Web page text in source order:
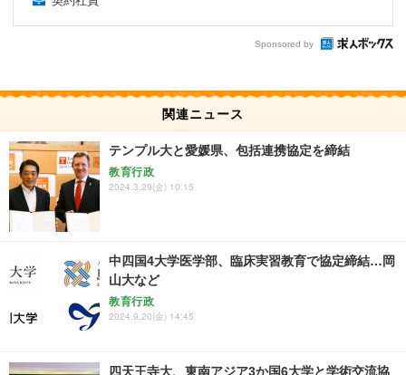
Sponsored by
関連ニュース
テンプル大と愛媛県、包括連携協定を締結
教育行政
2024.3.29(金) 10:15
中四国4大学医学部、臨床実習教育で協定締結…岡
山大など
教育行政
2024.9.20(金) 14:45
四天王寺大、東南アジア3か国6大学と学術交流協